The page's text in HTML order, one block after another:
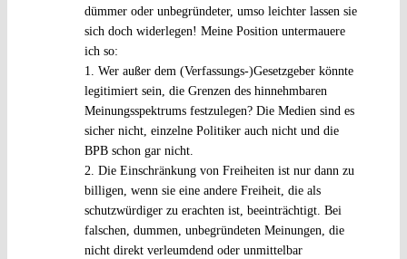
dümmer oder unbegründeter, umso leichter lassen sie
sich doch widerlegen! Meine Position untermauere
ich so:
1. Wer außer dem (Verfassungs-)Gesetzgeber könnte
legitimiert sein, die Grenzen des hinnehmbaren
Meinungsspektrums festzulegen? Die Medien sind es
sicher nicht, einzelne Politiker auch nicht und die
BPB schon gar nicht.
2. Die Einschränkung von Freiheiten ist nur dann zu
billigen, wenn sie eine andere Freiheit, die als
schutzwürdiger zu erachten ist, beeinträchtigt. Bei
falschen, dummen, unbegründeten Meinungen, die
nicht direkt verleumdend oder unmittelbar